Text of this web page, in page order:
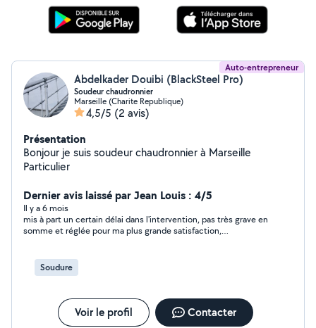
Auto-entrepreneur
Abdelkader Douibi (BlackSteel Pro)
Soudeur chaudronnier
Marseille (Charite Republique)
4,5/5 (2 avis)
Présentation
Bonjour je suis soudeur chaudronnier à Marseille
Particulier
Dernier avis laissé par Jean Louis : 4/5
Il y a 6 mois
mis à part un certain délai dans l'intervention, pas très grave en
somme et réglée pour ma plus grande satisfaction,
Soudure
Voir le profil Contacter